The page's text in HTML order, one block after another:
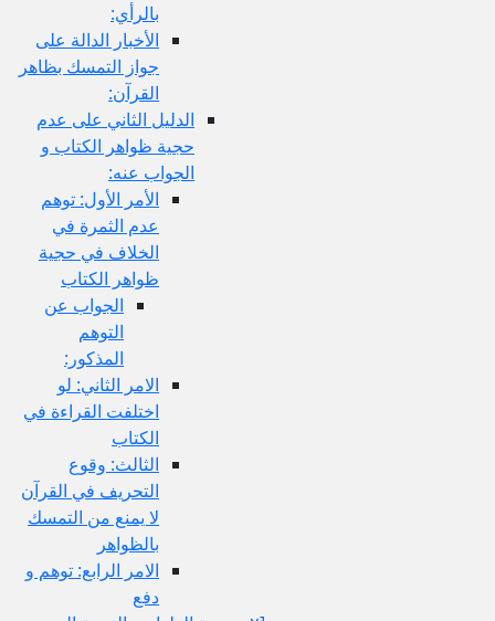
الأخبار الدالة على
جواز التمسك بظاهر
الدليل الثاني على عدم
حجية ظواهر الكتاب و
الأمر الأول: توهم
الخلاف في حجية
الامر الثاني: لو
اختلفت القراءة في
التحريف في القرآن
لا يمنع من التمسك
الامر الرابع: توهم و